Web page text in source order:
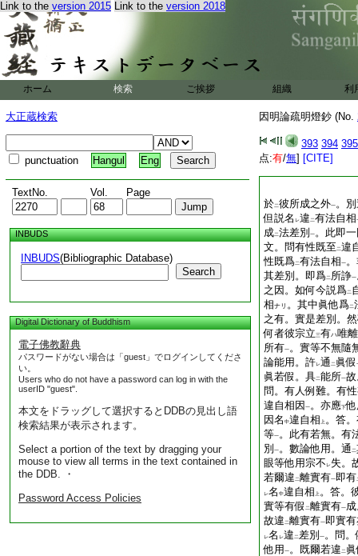
Link to the version 2015 Link to the version 2018
ホーム 検索 ご挨拶 組織 利
大正蔵検索
punctuation Hangul Eng
TextNo. Vol. Page
INBUDS
INBUDS(Bibliographic Database)
Search
Digital Dictionary of Buddhism
電子佛教辭典
パスワードがない場合は「guest」でログインしてくださ
い。
Users who do not have a password can log in with the
userID "guest".
本文をドラッグして選択するとDDBの見出し語
検索結果が表示されます。
Select a portion of the text by dragging your
mouse to view all terms in the text contained in
the DDB. ・
Password Access Policies
因明論疏明燈鈔 (No.
393 394 395
点:有/無] [CITE]
於二彼所成之外一。
但説名 レ違 二有法自相
成二法差別 一。此即
文。問有性既至 二違
性既爲二有法自相一
其差別。即爲二 所諍一
之因。如何今説爲二
相ナリ 。其中眞他爲二
之有。實是差別。
何者彼宗立三有ハ唯離
所有一。實等不無隨
論能用。許レ通 二 眞假
眞若假。具二能所一
問。有人例難。有
違自相因 一。亦應下
因名 中違自相 上 。答
等一。此有若無。有
別 一。數論他用。通 二
眼等他用宗不 レ失。
若爾違 二離實有一即有
レ名 中違自相 上 。答。
實等有假 二離實有一
故違 二離實有一即實
レ名 レ違 二差別 一。問。
他用 一。既爾若違 二